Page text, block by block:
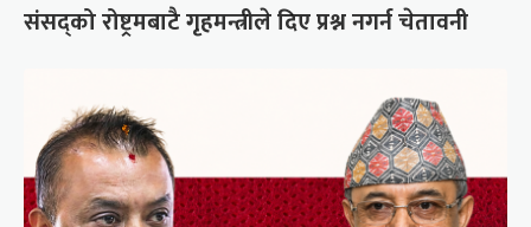
संसद्को रोष्ट्रमबाटै गृहमन्त्रीले दिए प्रश्न नगर्न चेतावनी